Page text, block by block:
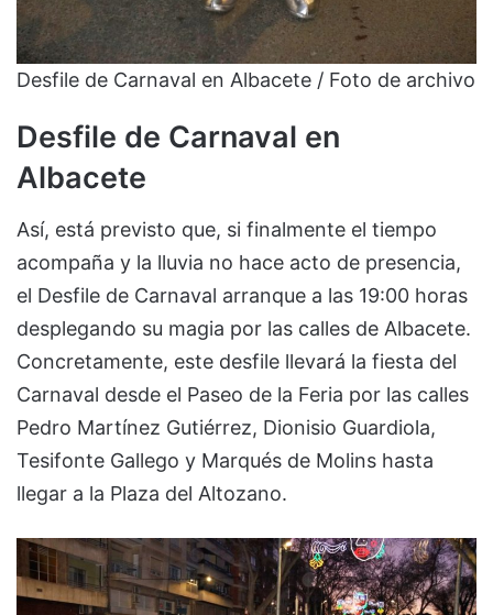
Desfile de Carnaval en Albacete / Foto de archivo
Desfile de Carnaval en
Albacete
Así, está previsto que, si finalmente el tiempo
acompaña y la lluvia no hace acto de presencia,
el Desfile de Carnaval arranque a las 19:00 horas
desplegando su magia por las calles de Albacete.
Concretamente, este desfile llevará la fiesta del
Carnaval desde el Paseo de la Feria por las calles
Pedro Martínez Gutiérrez, Dionisio Guardiola,
Tesifonte Gallego y Marqués de Molins hasta
llegar a la Plaza del Altozano.